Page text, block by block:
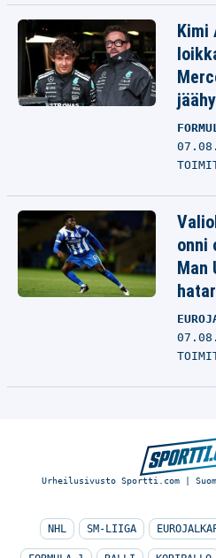
Kimi
onni
Man
Urheilusivusto Sportti.com |
NHL SM-LIIGA